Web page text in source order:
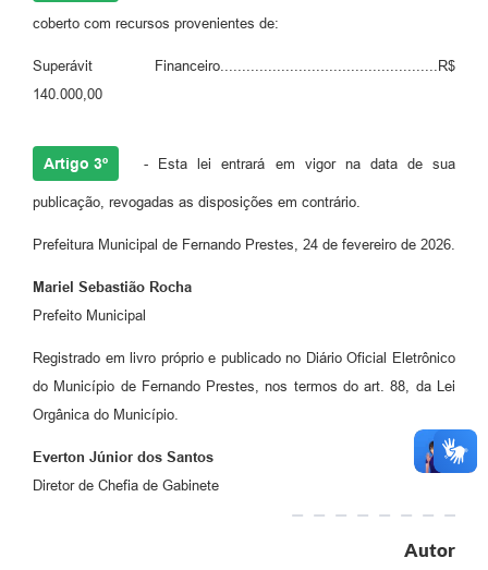
coberto com recursos provenientes de:
Superávit Financeiro..................................................R$
140.000,00
Artigo 3º - Esta lei entrará em vigor na data de sua
publicação, revogadas as disposições em contrário.
Prefeitura Municipal de Fernando Prestes, 24 de fevereiro de 2026.
Mariel Sebastião Rocha
Prefeito Municipal
Registrado em livro próprio e publicado no Diário Oficial Eletrônico
do Município de Fernando Prestes, nos termos do art. 88, da Lei
Orgânica do Município.
Everton Júnior dos Santos
Diretor de Chefia de Gabinete
Autor